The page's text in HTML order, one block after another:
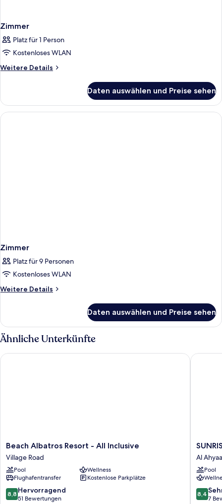
Zimmer
Platz für 1 Person
Kostenloses WLAN
Weitere Details
Weitere
Daten auswählen und Preise sehen
Zimmer
Platz für 9 Personen
Kostenloses WLAN
Weitere Details
Weitere
Daten auswählen und Preise sehen
Ähnliche Unterkünfte
Beach
Albatros
Resort
-
All
Inclusive
Village
Beach Albatros Resort - All Inclusive
Village Road
Pool
Wellness
Flughafentransfer
Kostenlose Parkplätze
8.8
von
8,8 Hervorragend
51 Bewertungen
Beach Albatros Resort - All Inclusive
Serano
Aqua
Park
Resort
Al
Ahyaa
Al Ahyaa
Pool
8.4
von
8,4
7